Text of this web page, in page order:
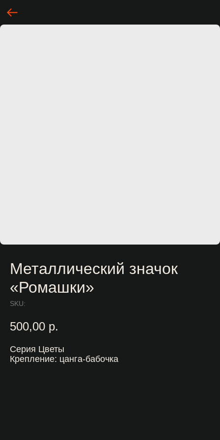
Металлический значок
«Ромашки»
SKU:
500,00 р.
Серия Цветы
Крепление: цанга-бабочка